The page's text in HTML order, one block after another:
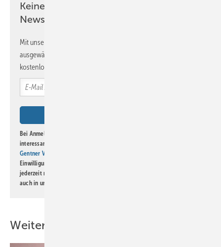
Keine Zeit? Kein Problem mit dem BM
Newsletter!
Mit unserem Newsletter erhalten Sie regelmäßig von uns
ausgewählte Informationen und Neuigkeiten, gebündelt und
kostenlos direkt ins Postfach.
Bei Anmeldung zu diesem Newsletter bin ich damit einverstanden, über
interessante Verlags- und Online-Angebote
Gentner Verlag GmbH & Co. KG
Einwilligung kann ich jederzeit widerrufen und eine Abmeldung ist
jederzeit möglich. Informationen zum Umgang mit Daten finden Sie
auch in unserer
Weitere Inhalte